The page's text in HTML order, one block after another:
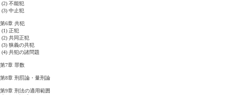
(2) 不能犯
(3) 中止犯
第6章 共犯
(1) 正犯
(2) 共同正犯
(3) 狭義の共犯
(4) 共犯の諸問題
第7章 罪数
第8章 刑罰論・量刑論
第9章 刑法の適用範囲